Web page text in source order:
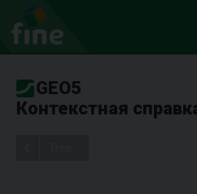
GEO5
Контекстная